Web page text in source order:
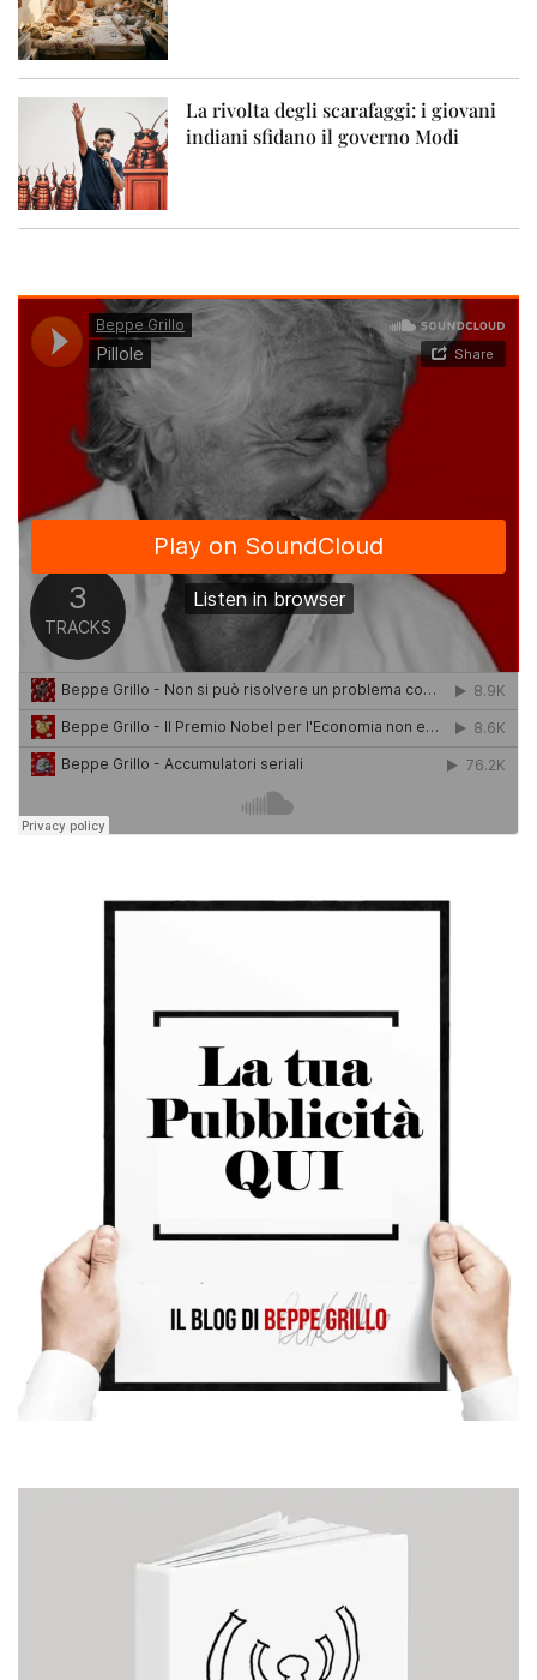
La rivolta degli scarafaggi: i giovani
indiani sfidano il governo Modi